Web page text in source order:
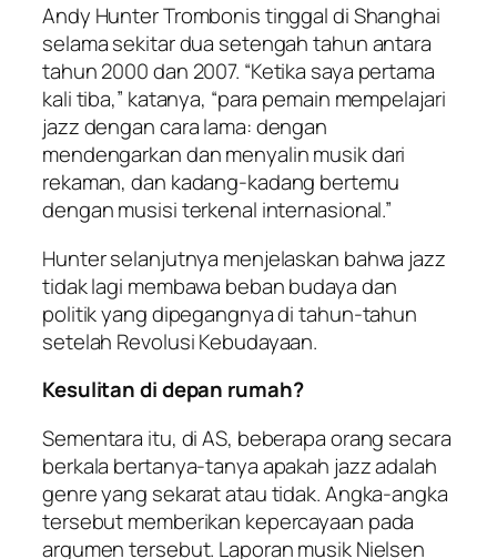
Andy Hunter Trombonis tinggal di Shanghai
selama sekitar dua setengah tahun antara
tahun 2000 dan 2007. “Ketika saya pertama
kali tiba,” katanya, “para pemain mempelajari
jazz dengan cara lama: dengan
mendengarkan dan menyalin musik dari
rekaman, dan kadang-kadang bertemu
dengan musisi terkenal internasional.”
Hunter selanjutnya menjelaskan bahwa jazz
tidak lagi membawa beban budaya dan
politik yang dipegangnya di tahun-tahun
setelah Revolusi Kebudayaan.
Kesulitan di depan rumah?
Sementara itu, di AS, beberapa orang secara
berkala bertanya-tanya apakah jazz adalah
genre yang sekarat atau tidak. Angka-angka
tersebut memberikan kepercayaan pada
argumen tersebut. Laporan musik Nielsen